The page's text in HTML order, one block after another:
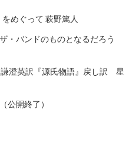
めぐって 萩野篤人
・バンドのものとなるだろう
澄英訳『源氏物語』戻し訳 星
開終了）